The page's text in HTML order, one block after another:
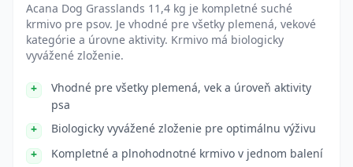
Acana Dog Grasslands 11,4 kg je kompletné suché
krmivo pre psov. Je vhodné pre všetky plemená, vekové
kategórie a úrovne aktivity. Krmivo má biologicky
vyvážené zloženie.
Vhodné pre všetky plemená, vek a úroveň aktivity
psa
Biologicky vyvážené zloženie pre optimálnu výživu
Kompletné a plnohodnotné krmivo v jednom balení